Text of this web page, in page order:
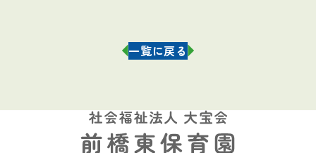
一覧に戻る